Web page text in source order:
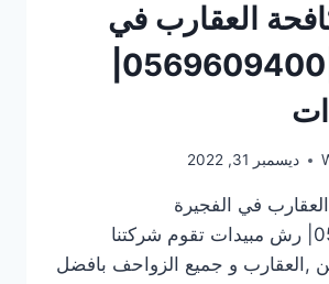
العقارب في
ديسمبر 31, 2022
في الفجيرة
|0569609400| رش مبيدات تقوم شركتنا
,العقارب و جميع الزواحف بافضل